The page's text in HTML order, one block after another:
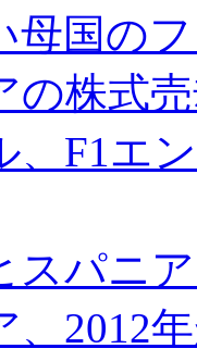
母国の
の株式
、F1エ
スパニ
、2012